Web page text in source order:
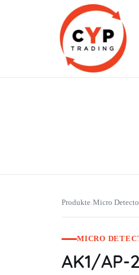
Produkte›Micro
MICRO
AK1/AP-